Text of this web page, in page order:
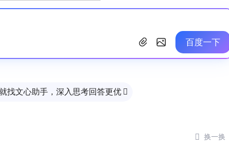
百度一下
找文心助手，深入思考回答更优 
 换一换